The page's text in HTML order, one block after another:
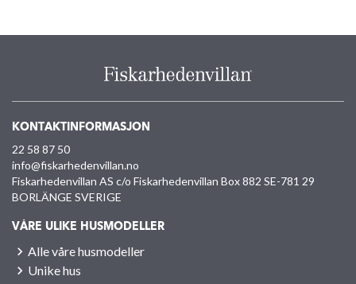
KONTAKTINFORMASJON
22 58 87 50
info@fiskarhedenvillan.no
Fiskarhedenvillan AS c/o Fiskarhedenvillan Box 882 SE-781 29
BORLÄNGE SVERIGE
VÅRE ULIKE HUSMODELLER
Alle våre husmodeller
Unike hus